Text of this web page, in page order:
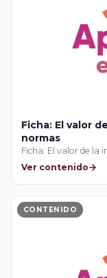
Ficha: El valor
normas
Ficha: El valor de la
Ver contenido
CONTENIDO